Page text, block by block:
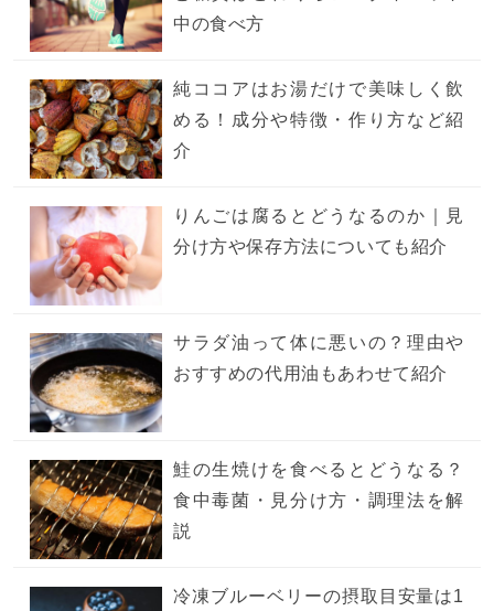
中の食べ方
純ココアはお湯だけで美味しく飲
める！成分や特徴・作り方など紹
介
りんごは腐るとどうなるのか｜見
分け方や保存方法についても紹介
サラダ油って体に悪いの？理由や
おすすめの代用油もあわせて紹介
鮭の生焼けを食べるとどうなる？
食中毒菌・見分け方・調理法を解
説
冷凍ブルーベリーの摂取目安量は1